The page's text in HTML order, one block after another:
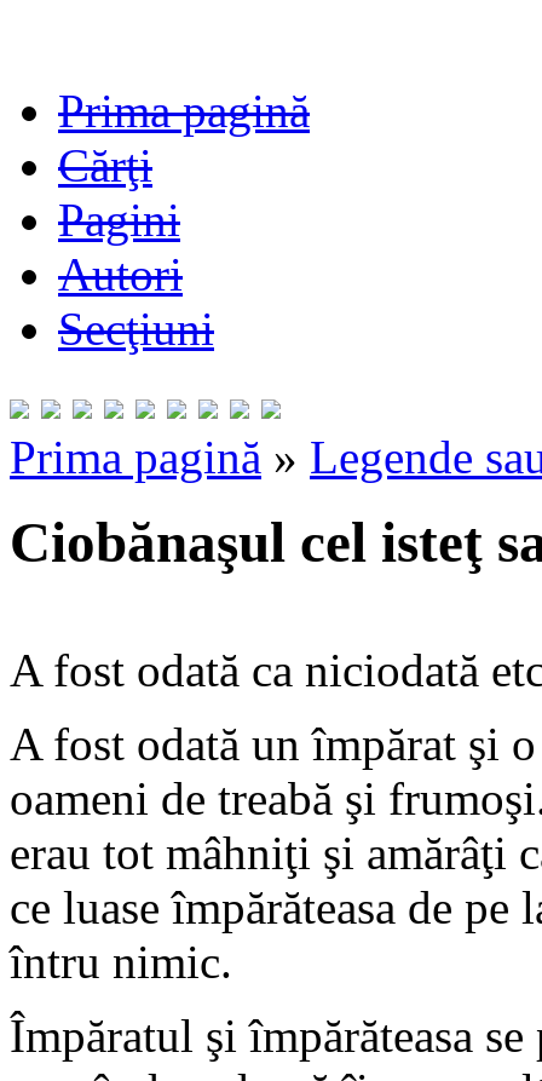
Prima pagină
Cărţi
Pagini
Autori
Secţiuni
Prima pagină » Legende
Ciobănaşul cel isteţ
A fost odată ca niciodată
A fost odată un împărat şi
oameni de treabă şi
erau tot mâhniţi şi amărâţi
ce luase împărăteasa de
întru nimic.
Împăratul şi împărăteasa